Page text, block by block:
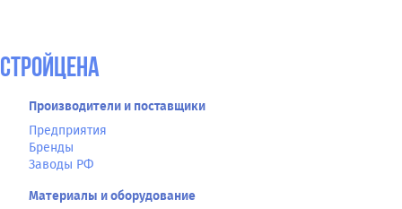
СтройЦена
Производители и поставщики
Предприятия
Бренды
Заводы РФ
Материалы и оборудование